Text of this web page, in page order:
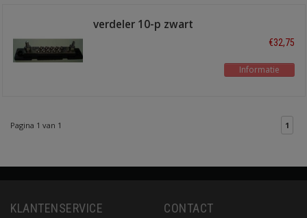
verdeler 10-p zwart
€32,75
Informatie
Pagina 1 van 1 1
KLANTENSERVICE CONTACT